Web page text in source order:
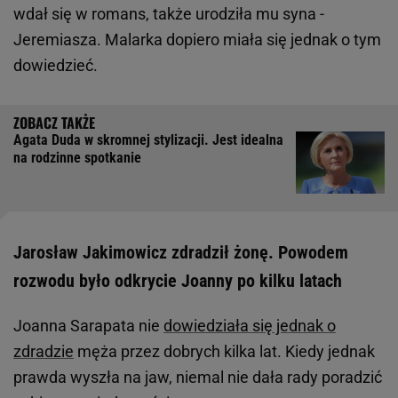
wdał się w romans, także urodziła mu syna -
Jeremiasza. Malarka dopiero miała się jednak o tym
dowiedzieć.
Agata Duda w skromnej stylizacji. Jest idealna
na rodzinne spotkanie
Jarosław Jakimowicz zdradził żonę. Powodem
rozwodu było odkrycie Joanny po kilku latach
Joanna Sarapata nie dowiedziała się jednak o
zdradzie męża przez dobrych kilka lat. Kiedy jednak
prawda wyszła na jaw, niemal nie dała rady poradzić